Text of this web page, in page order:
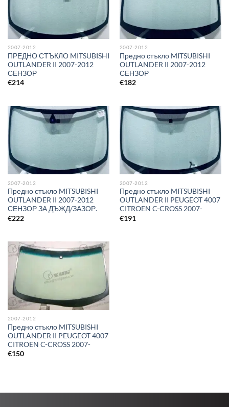
2007-2012
ПРЕДНО СТЪКЛО MITSUBISHI
OUTLANDER II 2007-2012
СЕНЗОР
€214
2007-2012
Предно стъкло MITSUBISHI
OUTLANDER II 2007-2012
СЕНЗОР
€182
2007-2012
Предно стъкло MITSUBISHI
OUTLANDER II 2007-2012
СЕНЗОР ЗА ДЪЖД/ЗАЗОР.
€222
2007-2012
Предно стъкло MITSUBISHI
OUTLANDER II PEUGEOT 4007
CITROEN C-CROSS 2007-
€191
2007-2012
Предно стъкло MITSUBISHI
OUTLANDER II PEUGEOT 4007
CITROEN C-CROSS 2007-
€150